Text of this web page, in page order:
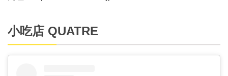
小吃店 QUATRE